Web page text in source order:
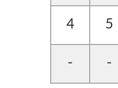
4 5
- -